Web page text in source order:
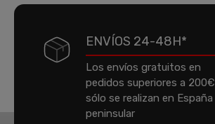
ENVÍOS 24-48H*
Los envíos gratuitos en
pedidos superiores a 200€
sólo se realizan en España
peninsular